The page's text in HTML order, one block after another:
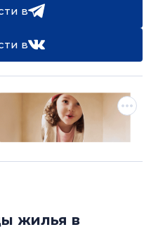
в
в
жилья в